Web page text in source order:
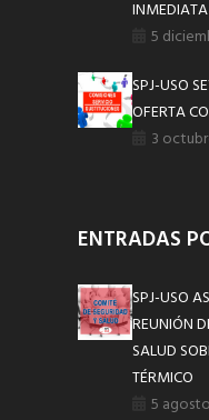
INMEDIATA
5
SPJ-USO
OFERTA
3
ENTRADAS
SPJ-USO
REUNIÓN
SALUD
TÉRMICO
5